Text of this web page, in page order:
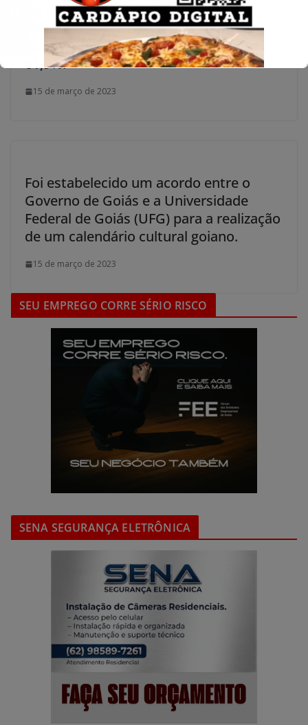
De acordo com o levantamento da
Serpes, o índice de aprovação do
governador Caiado em Goiás é de
61,9%.
15 de março de 2023
Foi estabelecido um acordo entre o
Governo de Goiás e a Universidade
Federal de Goiás (UFG) para a realização
de um calendário cultural goiano.
15 de março de 2023
SEU EMPREGO CORRE SÉRIO RISCO
SENA SEGURANÇA ELETRÔNICA